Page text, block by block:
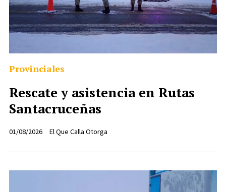
Rescate y asistencia en Rutas
Santacruceñas
El Que Calla Otorga
Provinciales
01/08/2026